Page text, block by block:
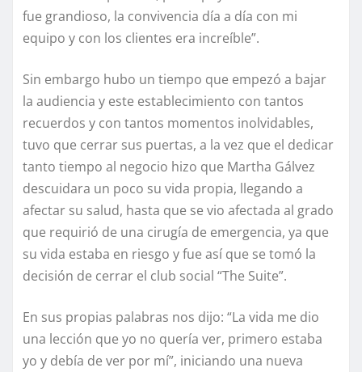
fue grandioso, la convivencia día a día con mi
equipo y con los clientes era increíble”.
Sin embargo hubo un tiempo que empezó a bajar
la audiencia y este establecimiento con tantos
recuerdos y con tantos momentos inolvidables,
tuvo que cerrar sus puertas, a la vez que el dedicar
tanto tiempo al negocio hizo que Martha Gálvez
descuidara un poco su vida propia, llegando a
afectar su salud, hasta que se vio afectada al grado
que requirió de una cirugía de emergencia, ya que
su vida estaba en riesgo y fue así que se tomó la
decisión de cerrar el club social “The Suite”.
En sus propias palabras nos dijo: “La vida me dio
una lección que yo no quería ver, primero estaba
yo y debía de ver por mí”, iniciando una nueva